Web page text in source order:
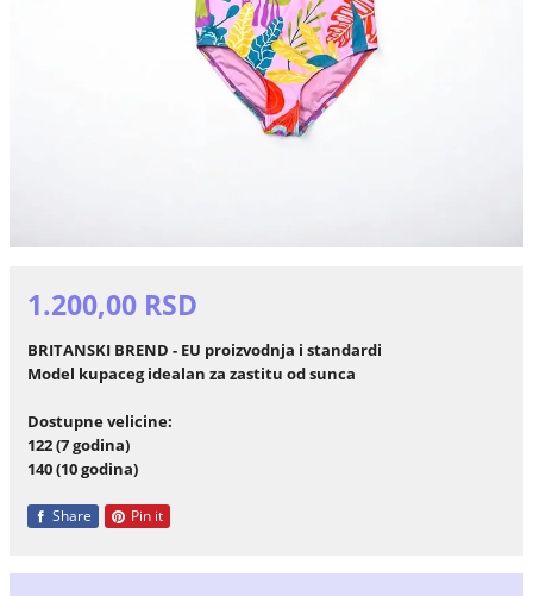
1.200,00 RSD
BRITANSKI BREND - EU proizvodnja i standardi
Model kupaceg idealan za zastitu od sunca
Dostupne velicine:
122 (7 godina)
140 (10 godina)
Share Pin it